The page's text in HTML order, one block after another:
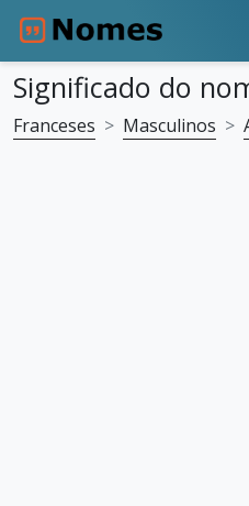
Significado do
Franceses Masculinos